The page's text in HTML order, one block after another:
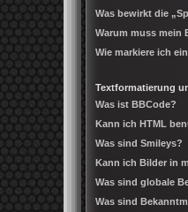
Was bewirkt die
Warum muss mein
Wie markiere ich
Textformatierung
Was ist BBCode?
Kann ich HTML
Was sind Smileys?
Kann ich Bilder in
Was sind globale
Was sind